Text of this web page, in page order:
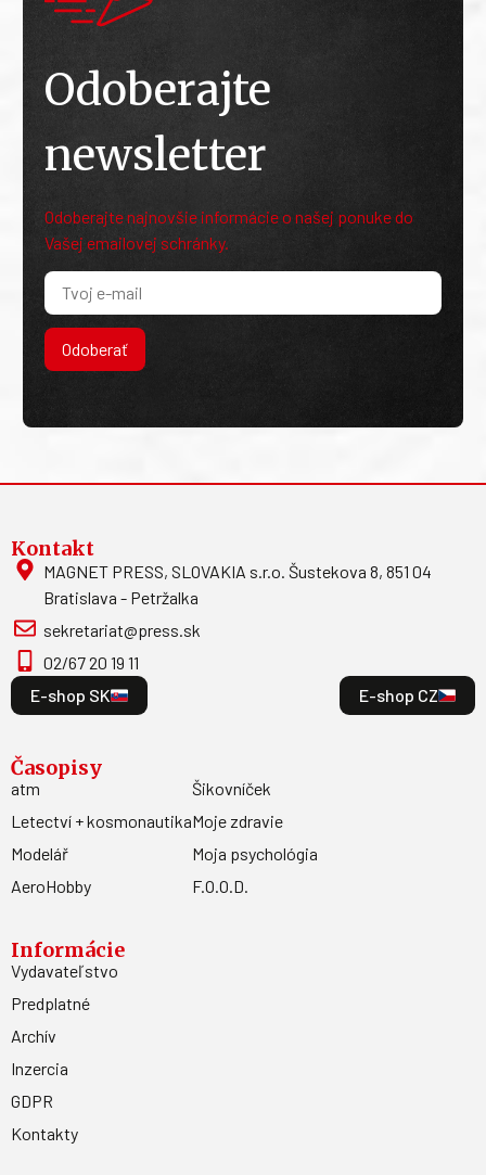
Odoberajte
newsletter
Odoberajte najnovšie informácie o našej ponuke do
Vašej emailovej schránky.
Odoberať
Kontakt
MAGNET PRESS, SLOVAKIA s.r.o. Šustekova 8, 851 04
Bratislava - Petržalka
sekretariat@press.sk
02/67 20 19 11
E-shop SK
E-shop CZ
Časopisy
atm
Letectví + kosmonautika
Modelář
AeroHobby
Šikovníček
Moje zdravie
Moja psychológia
F.O.O.D.
Informácie
Vydavateľstvo
Predplatné
Archív
Inzercia
GDPR
Kontakty